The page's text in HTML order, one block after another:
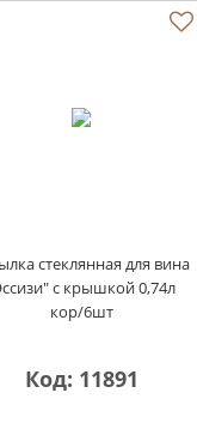
стеклянная для вина
с крышкой 0,74л
кор/6шт
Код: 11891